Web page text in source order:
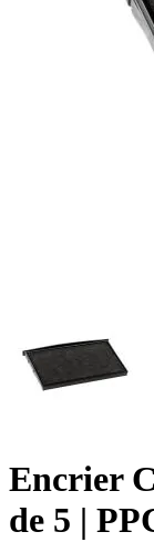
Encrier
de 5 |